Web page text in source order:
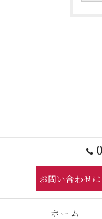
お問い合わせ
ホーム